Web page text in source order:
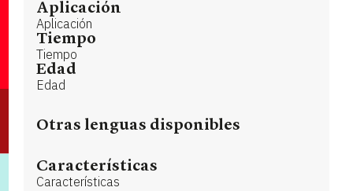
Aplicación
Aplicación
Tiempo
Tiempo
Edad
Edad
Otras lenguas disponibles
Características
Características